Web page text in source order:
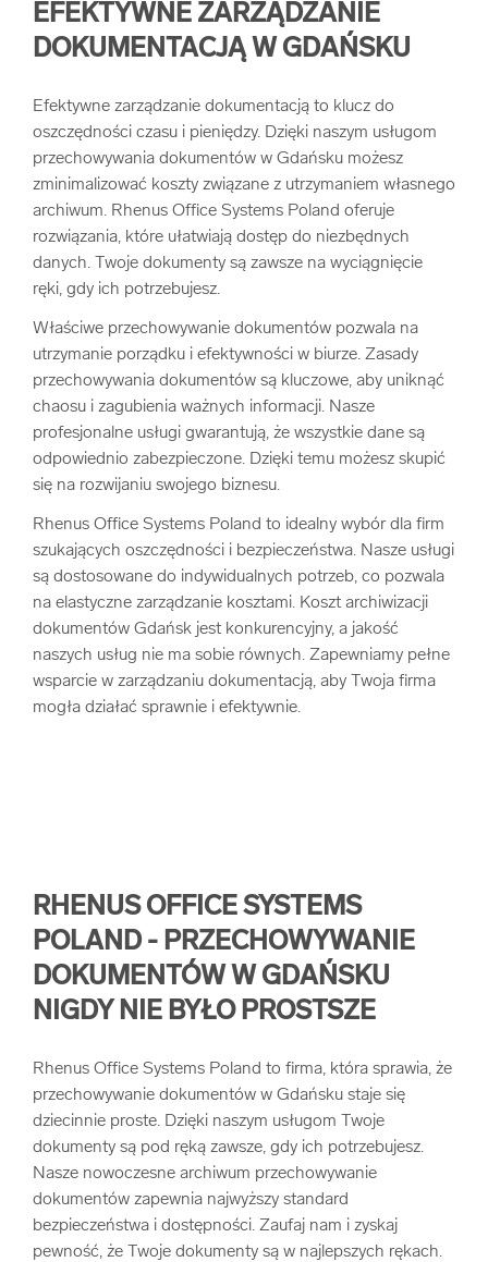
EFEKTYWNE ZARZĄDZANIE
DOKUMENTACJĄ W GDAŃSKU
Efektywne zarządzanie dokumentacją to klucz do
oszczędności czasu i pieniędzy. Dzięki naszym usługom
przechowywania dokumentów w Gdańsku możesz
zminimalizować koszty związane z utrzymaniem własnego
archiwum. Rhenus Office Systems Poland oferuje
rozwiązania, które ułatwiają dostęp do niezbędnych
danych. Twoje dokumenty są zawsze na wyciągnięcie
ręki, gdy ich potrzebujesz.
Właściwe przechowywanie dokumentów pozwala na
utrzymanie porządku i efektywności w biurze. Zasady
przechowywania dokumentów są kluczowe, aby uniknąć
chaosu i zagubienia ważnych informacji. Nasze
profesjonalne usługi gwarantują, że wszystkie dane są
odpowiednio zabezpieczone. Dzięki temu możesz skupić
się na rozwijaniu swojego biznesu.
Rhenus Office Systems Poland to idealny wybór dla firm
szukających oszczędności i bezpieczeństwa. Nasze usługi
są dostosowane do indywidualnych potrzeb, co pozwala
na elastyczne zarządzanie kosztami. Koszt archiwizacji
dokumentów Gdańsk jest konkurencyjny, a jakość
naszych usług nie ma sobie równych. Zapewniamy pełne
wsparcie w zarządzaniu dokumentacją, aby Twoja firma
mogła działać sprawnie i efektywnie.
RHENUS OFFICE SYSTEMS
POLAND - PRZECHOWYWANIE
DOKUMENTÓW W GDAŃSKU
NIGDY NIE BYŁO PROSTSZE
Rhenus Office Systems Poland to firma, która sprawia, że
przechowywanie dokumentów w Gdańsku staje się
dziecinnie proste. Dzięki naszym usługom Twoje
dokumenty są pod ręką zawsze, gdy ich potrzebujesz.
Nasze nowoczesne archiwum przechowywanie
dokumentów zapewnia najwyższy standard
bezpieczeństwa i dostępności. Zaufaj nam i zyskaj
pewność, że Twoje dokumenty są w najlepszych rękach.